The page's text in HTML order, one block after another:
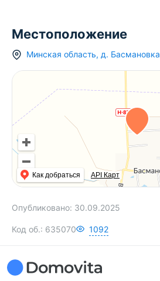
Местоположение
Минская область, д. Басмановка
Как добраться API Карт
Опубликовано: 30.09.2025
Код об.: 635070 1092